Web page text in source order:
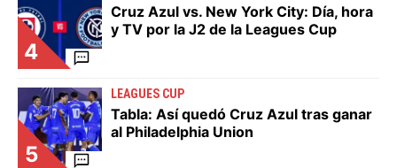
4
Cruz Azul vs. New York City: Día, hora
y TV por la J2 de la Leagues Cup
5
LEAGUES CUP
Tabla: Así quedó Cruz Azul tras ganar
al Philadelphia Union